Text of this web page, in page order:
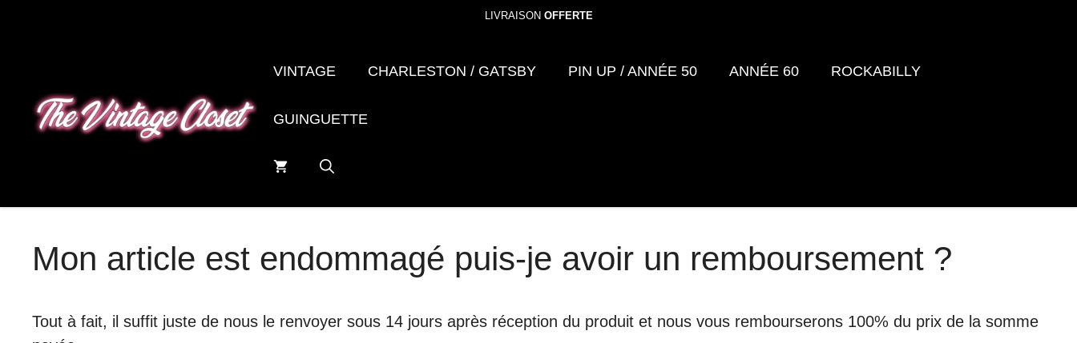
LIVRAISON OFFERTE
VINTAGE CHARLESTON / GATSBY PIN UP / ANNÉE 50 ANNÉE 60 ROCKABILLY
GUINGUETTE
Mon article est endommagé puis-je avoir un remboursement ?
Tout à fait, il suffit juste de nous le renvoyer sous 14 jours après réception du produit et nous vous rembourserons 100% du prix de la somme